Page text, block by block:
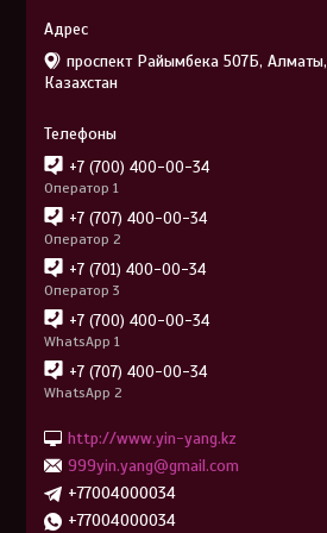
проспект Райымбека 507Б, Алматы,
Казахстан
+7 (700) 400-00-34
Оператор 1
+7 (707) 400-00-34
Оператор 2
+7 (701) 400-00-34
Оператор 3
+7 (700) 400-00-34
WhatsApp 1
+7 (707) 400-00-34
WhatsApp 2
http://www.yin-yang.kz
999yin.yang@gmail.com
+77004000034
+77004000034